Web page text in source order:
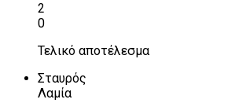
2
0
Τελικό αποτέλεσμα
Σταυρός
Λαμία